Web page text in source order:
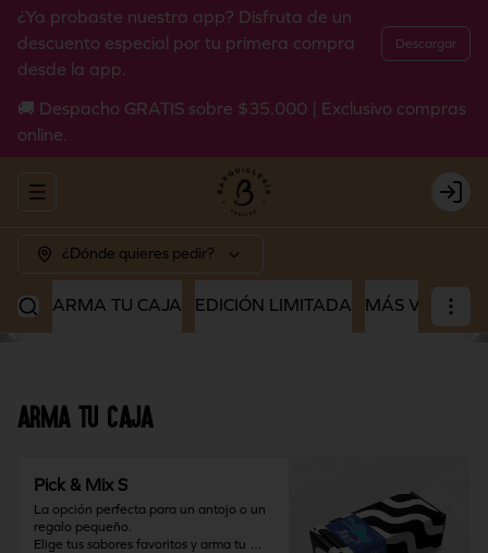
¿Ya probaste nuestra app? Disfruta de un
descuento especial por tu primera compra
desde la app.
Descargar
🚚 Despacho GRATIS sobre $35.000 | Exclusivo compras
online.
Abrir menu de navegación Login
¿Dónde quieres pedir?
ARMA TU CAJA EDICIÓN LIMITADA MÁS
ARMA TU CAJA
Pick & Mix S
La opción perfecta para un antojo o un
regalo pequeño.
Elige tus sabores favoritos y arma tu